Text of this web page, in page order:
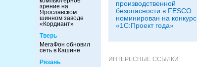
зрение на
Ярославском
шинном заводе
«Кордиант»
Тверь
МегаФон обновил
сеть в Кашине
Рязань
производственной
безопасности в FESCO
номинирован на конкурс
«1С:Проект года»
ИНТЕРЕСНЫЕ ССЫЛКИ